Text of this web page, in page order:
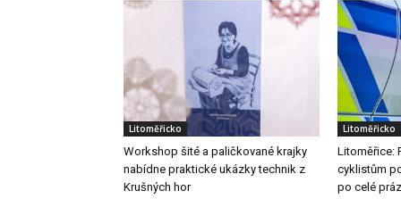
Litoměřicko
Workshop šité a paličkované krajky
nabídne praktické ukázky technik z
Krušných hor
Litoměřicko
Litoměřice:
cyklistům
po celé